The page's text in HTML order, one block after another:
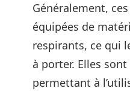
Généralement,
équipées de
respirants, ce qui
à porter. Elles
permettant à